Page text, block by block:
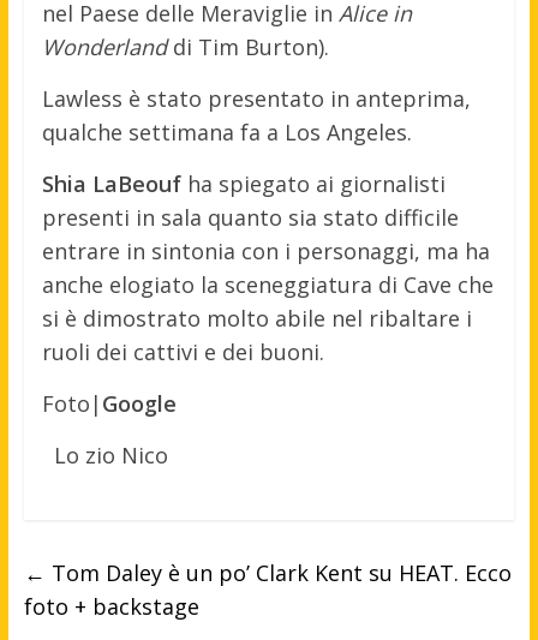
nel Paese delle Meraviglie in Alice in
Wonderlanddi Tim Burton).
Lawless è stato presentato in anteprima,
qualche settimana fa a Los Angeles.
Shia LaBeoufha spiegato ai giornalisti
presenti in sala quanto sia stato difficile
entrare in sintonia con i personaggi, ma ha
anche elogiato la sceneggiatura di Cave che
si è dimostrato molto abile nel ribaltare i
ruoli dei cattivi e dei buoni.
Foto| Google
Lo zio Nico
← Tom Daley è un po’ Clark Kent su HEAT. Ecco
foto + backstage